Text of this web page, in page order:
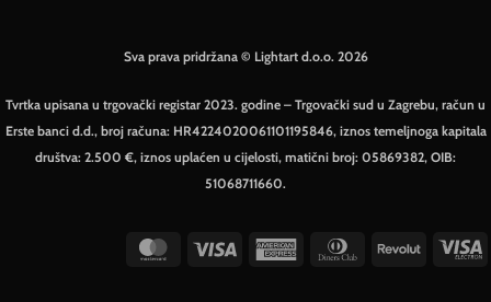
Sva prava pridržana © Lightart d.o.o. 2026
Tvrtka upisana u trgovački registar 2023. godine – Trgovački sud u Zagrebu, račun u
Erste banci d.d., broj računa: HR4224020061101195846, iznos temeljnoga kapitala
društva: 2.500 €, iznos uplaćen u cijelosti, matični broj: 05869382, OIB:
51068711660.
MasterCardVisa
American
Dinners Revolut